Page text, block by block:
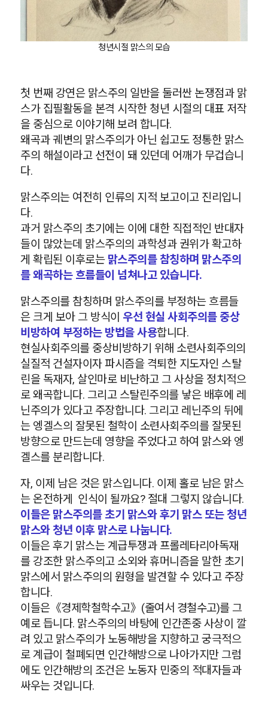
청년시절 맑스의 모습
첫 번째 강연은 맑스주의 일반을 둘러싼 논쟁점과 맑
스가 집필활동을 본격 시작한 청년 시절의 대표 저작
을 중심으로 이야기해 보려 합니다.
왜곡과 궤변의 맑스주의가 아닌 쉽고도 정통한 맑스
주의 해설이라고 선전이 돼 있던데 어깨가 무겁습니
다.
맑스주의는 여전히 인류의 지적 보고이고 진리입니
다.
과거 맑스주의 초기에는 이에 대한 직접적인 반대자
들이 많았는데 맑스주의의 과학성과 권위가 확고하
게 확립된 이후로는 맑스주의를 참칭하며 맑스주의
를 왜곡하는 흐름들이 넘쳐나고 있습니다.
맑스주의를 참칭하며 맑스주의를 부정하는 흐름들
은 크게 보아 그 방식이 우선 현실 사회주의를 중상
비방하여 부정하는 방법을 사용합니다.
현실사회주의를 중상비방하기 위해 소련사회주의의
실질적 건설자이자 파시즘을 격퇴한 지도자인 스탈
린을 독재자, 살인마로 비난하고 그 사상을 정치적으
로 왜곡합니다. 그리고 스탈린주의를 낳은 배후에 레
닌주의가 있다고 주장합니다. 그리고 레닌주의 뒤에
는 엥겔스의 잘못된 철학이 소련사회주의를 잘못된
방향으로 만드는데 영향을 주었다고 하여 맑스와 엥
겔스를 분리합니다.
자, 이제 남은 것은 맑스입니다. 이제 홀로 남은 맑스
는 온전하게 인식이 될까요? 절대 그렇지 않습니다.
이들은 맑스주의를 초기 맑스와 후기 맑스 또는 청년
맑스와 청년 이후 맑스로 나눕니다.
이들은 후기 맑스는 계급투쟁과 프롤레타리아독재
를 강조한 맑스주의고 소외와 휴머니즘을 말한 초기
맑스에서 맑스주의의 원형을 발견할 수 있다고 주장
합니다.
이들은《경제학철학수고》(줄여서 경철수고)를 그
예로 듭니다. 맑스주의의 바탕에 인간존중 사상이 깔
려 있고 맑스주의가 노동해방을 지향하고 궁극적으
로 계급이 철폐되면 인간해방으로 나아가지만 그럼
에도 인간해방의 조건은 노동자 민중의 적대자들과
싸우는 것입니다.